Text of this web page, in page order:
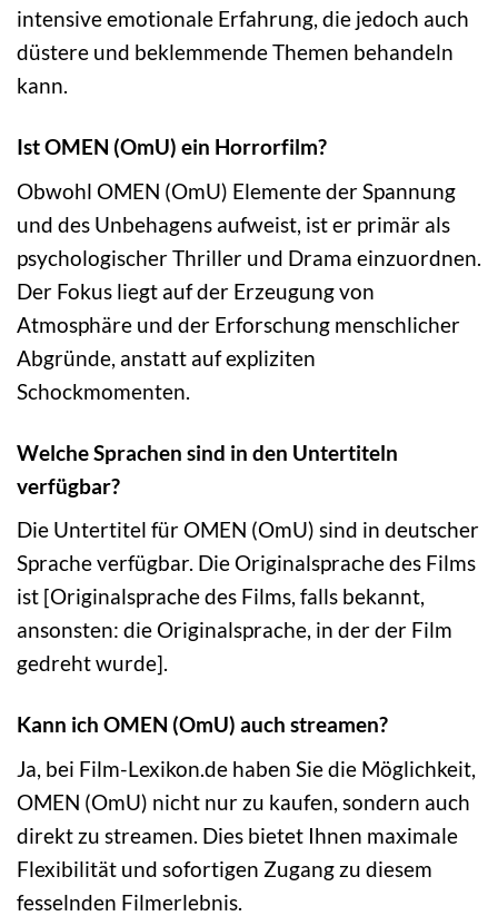
intensive emotionale Erfahrung, die jedoch auch
düstere und beklemmende Themen behandeln
kann.
Ist OMEN (OmU) ein Horrorfilm?
Obwohl OMEN (OmU) Elemente der Spannung
und des Unbehagens aufweist, ist er primär als
psychologischer Thriller und Drama einzuordnen.
Der Fokus liegt auf der Erzeugung von
Atmosphäre und der Erforschung menschlicher
Abgründe, anstatt auf expliziten
Schockmomenten.
Welche Sprachen sind in den Untertiteln
verfügbar?
Die Untertitel für OMEN (OmU) sind in deutscher
Sprache verfügbar. Die Originalsprache des Films
ist [Originalsprache des Films, falls bekannt,
ansonsten: die Originalsprache, in der der Film
gedreht wurde].
Kann ich OMEN (OmU) auch streamen?
Ja, bei Film-Lexikon.de haben Sie die Möglichkeit,
OMEN (OmU) nicht nur zu kaufen, sondern auch
direkt zu streamen. Dies bietet Ihnen maximale
Flexibilität und sofortigen Zugang zu diesem
fesselnden Filmerlebnis.